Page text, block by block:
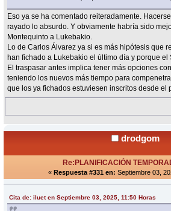
Eso ya se ha comentado reiteradamente.
rayado lo absurdo. Y obviamente habría sido
Montequinto a Lukebakio.
Lo de Carlos Álvarez ya si es más hipótesis que
han fichado a Lukebakio el último día y porque
El traspasar antes implica tener más opciones
teniendo los nuevos más tiempo para
que los ya fichados estuviesen inscritos desde el
drodgom
Re:PLANIFICACIÓN
« Respuesta #331 en: Septiembre 03,
Cita de: iluet en Septiembre 03, 2025, 11:50 Horas